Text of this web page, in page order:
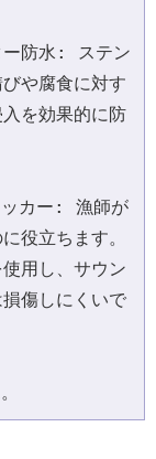
ー防水: ステン
や腐食に対す
を効果的に防
ッカー: 漁師が
役立ちます。
用し、サウン
傷しにくいで